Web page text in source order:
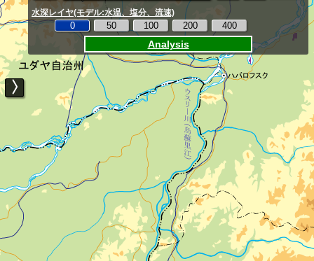
水深レイヤ(モデル:水温、塩分、流速)
0 50 100 200 400
Analysis